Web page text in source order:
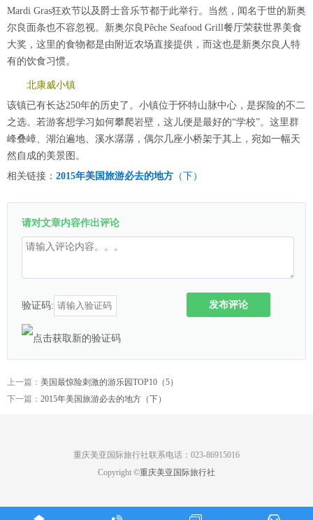
Mardi Gras狂欢节以及爵士音乐节都于此举行。当然，闻名于世的新奥
尔良面条也不容忽视。新奥尔良Pêche Seafood Grill餐厅荣获世界美食
大奖，这里的食物都是由附近农场直接提供，而这也是新奥尔良人特
有的饮食习惯。
北康威小镇
该镇已有长达250年的历史了。小镇位于怀特山脉中心，是探险的不二
之选。若游客想学习如何攀爬岩壁，这儿便是最好的“学校”。这里群
峰叠嶂、湖泊遍地、溪水潺潺，偶尔几座小桥架于其上，宛如一幅天
然自成的美景图。
相关链接： 2015年美国旅游必去的地方 （下）
请对文章内容作出评论
验证码: 发布评论
上一篇： 美国最惊险刺激的游乐园TOP10（5）
下一篇： 2015年美国旅游必去的地方（下）
重庆美亚国际旅行社联系电话：023-86915016
Copyright ©重庆美亚国际旅行社